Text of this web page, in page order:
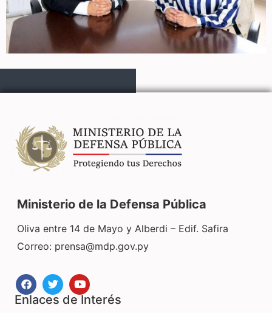
Ministerio de la Defensa Pública
Oliva entre 14 de Mayo y Alberdi – Edif. Safira
Correo: prensa@mdp.gov.py
Enlaces de Interés